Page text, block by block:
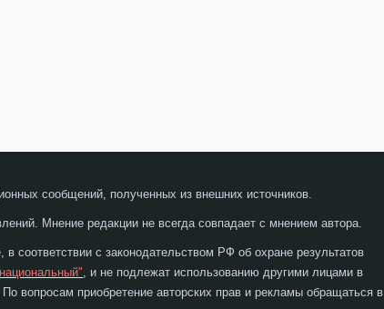
сообщений, полученных из внешних источников.
Мнение редакции не всегда совпадает с мнением автора.
с законодательством РФ об охране результатов
, и не подлежат использованию другими лицами в
вопросам приобретение авторских прав и рекламы обращаться в